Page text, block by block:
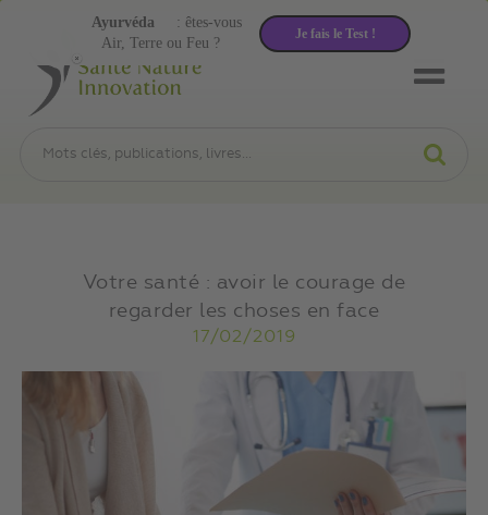
Votre santé : avoir le courage de
regarder les choses en face
17/02/2019
Air, Terre ou Feu ?
Ayurvéda : êtes-vous
Je fais le Test !